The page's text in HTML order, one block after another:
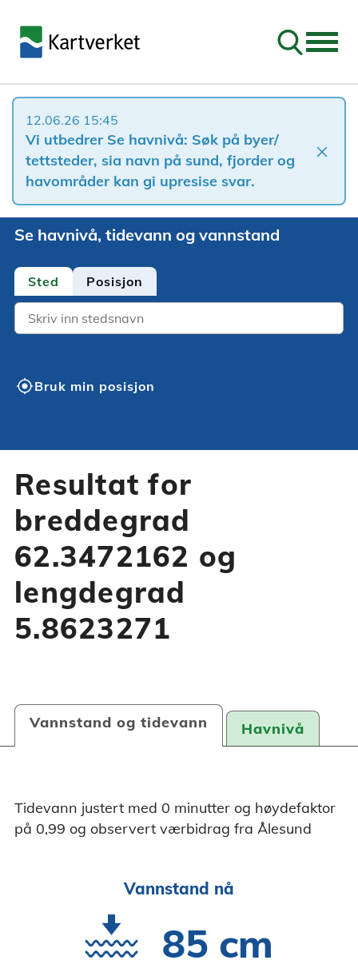
Søk
12.06.26 15:45
Vi utbedrer Se havnivå: Søk på byer/
tettsteder, sia navn på sund, fjorder og
havområder kan gi upresise svar.
close
Se havnivå, tidevann og vannstand
Sted
Posisjon
Location
my_locationBruk min posisjon
Resultat for
breddegrad
62.3472162 og
lengdegrad
5.8623271
Vannstand og tidevann Havnivå
Tidevann justert med 0 minutter og høydefaktor
på 0,99 og observert værbidrag fra Ålesund
Vannstand nå
85 cm